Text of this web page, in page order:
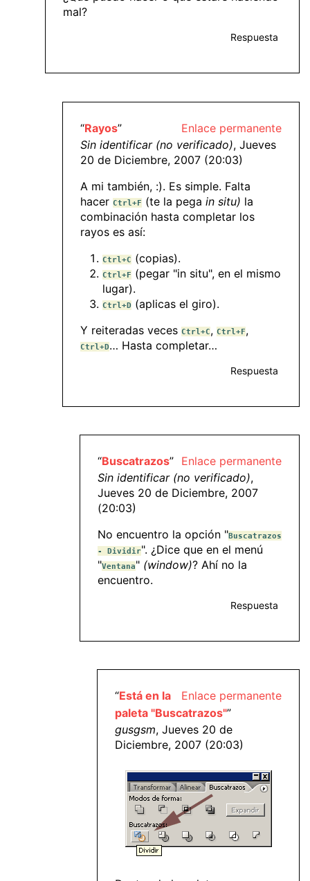
mal?
Respuesta
Enlace permanente
“Rayos”
Sin identificar (no verificado), Jueves
20 de Diciembre, 2007 (20:03)
A mi también, :). Es simple. Falta
hacer Ctrl+F (te la pega in situ) la
combinación hasta completar los
rayos es así:
Ctrl+C (copias).
Ctrl+F (pegar "in situ", en el mismo
lugar).
Ctrl+D (aplicas el giro).
Y reiteradas veces Ctrl+C, Ctrl+F,
Ctrl+D… Hasta completar…
Respuesta
Enlace permanente
“Buscatrazos”
Sin identificar (no verificado),
Jueves 20 de Diciembre, 2007
(20:03)
No encuentro la opción "Buscatrazos
- Dividir". ¿Dice que en el menú
"Ventana" (window)? Ahí no la
encuentro.
Respuesta
Enlace permanente
“Está en la
paleta "Buscatrazos"”
gusgsm, Jueves 20 de
Diciembre, 2007 (20:03)